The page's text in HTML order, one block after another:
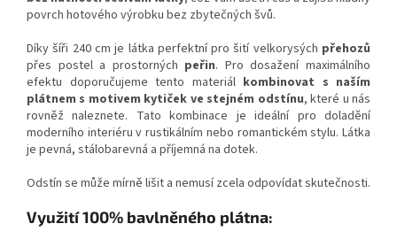
povrch hotového výrobku bez zbytečných švů.
Díky šíři 240 cm je látka perfektní pro šití velkorysých přehozů
přes postel a prostorných peřin. Pro dosažení maximálního
efektu doporučujeme tento materiál kombinovat s naším
plátnem s motivem kytiček ve stejném odstínu, které u nás
rovněž naleznete. Tato kombinace je ideální pro doladění
moderního interiéru v rustikálním nebo romantickém stylu. Látka
je pevná, stálobarevná a příjemná na dotek.
Odstín se může mírně lišit a nemusí zcela odpovídat skutečnosti.
Využití 100% bavlněného plátna: